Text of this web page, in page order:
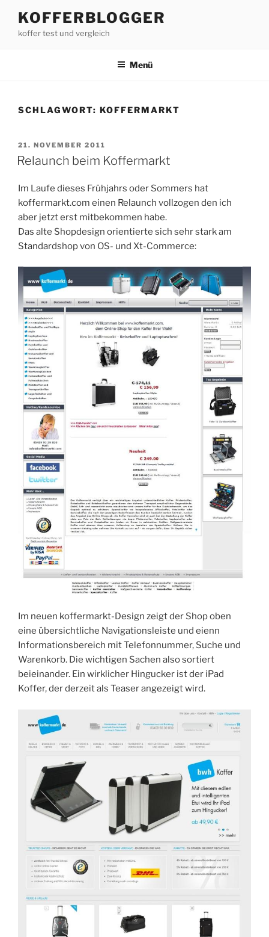
Inhalt
springen
KOFFERBLOGGER
koffer test und vergleich
Menü
SCHLAGWORT: KOFFERMARKT
VERÖFFENTLICHT
AM
21. NOVEMBER 2011
Relaunch beim Koffermarkt
Im Laufe dieses Frühjahrs oder Sommers hat
koffermarkt.com einen Relaunch vollzogen den ich
aber jetzt erst mitbekommen habe.
Das alte Shopdesign orientierte sich sehr stark am
Standardshop von OS- und Xt-Commerce:
Im neuen koffermarkt-Design zeigt der Shop oben
eine übersichtliche Navigationsleiste und eienn
Informationsbereich mit Telefonnummer, Suche und
Warenkorb. Die wichtigen Sachen also sortiert
beieinander. Ein wirklicher Hingucker ist der iPad
Koffer, der derzeit als Teaser angezeigt wird.